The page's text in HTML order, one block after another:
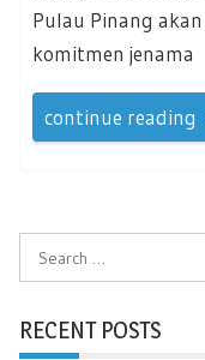
Pulau Pinang
komitmen jenama
continue reading
RECENT POSTS